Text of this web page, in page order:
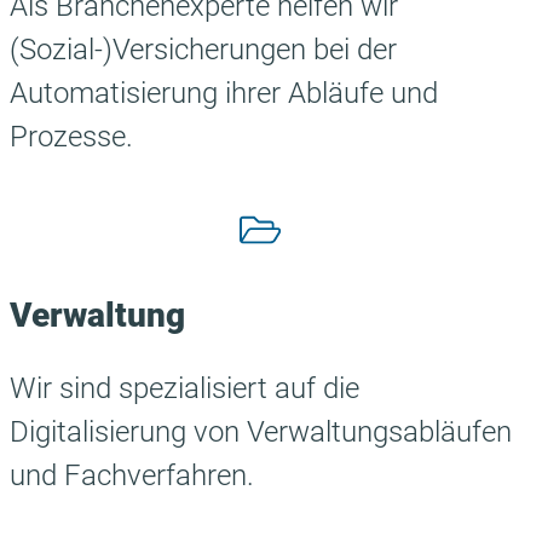
(Sozial-)Versicherungen bei der
Automatisierung ihrer Abläufe und
Prozesse.
Verwaltung
Wir sind spezialisiert auf die
Digitalisierung von Verwaltungsabläufen
und Fachverfahren.